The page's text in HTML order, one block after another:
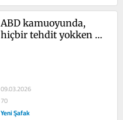
ABD kamuoyunda,
hiçbir tehdit yokken
09.03.2026
70
Yeni Şafak